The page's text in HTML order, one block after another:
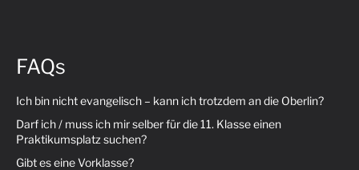
FAQs
Ich bin nicht evangelisch – kann ich trotzdem an die Oberlin?
Darf ich / muss ich mir selber für die 11. Klasse einen
Praktikumsplatz suchen?
Gibt es eine Vorklasse?